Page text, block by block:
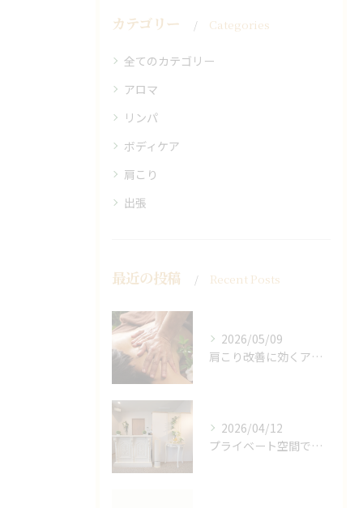
カテゴリー Categories
全てのカテゴリー
アロマ
リンパ
ボディケア
肩こり
出張
最近の投稿 Recent Posts
2026/05/09
肩こり改善に効くアロマリンパの手技と効果
2026/04/12
プライベート空間で極上アロマリンパケアの効果